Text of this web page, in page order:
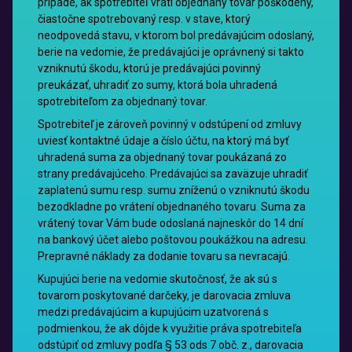
čiastočne spotrebovaný resp. v stave, ktorý
neodpovedá stavu, v ktorom bol predávajúcim odoslaný,
berie na vedomie, že predávajúci je oprávnený si takto
vzniknutú škodu, ktorú je predávajúci povinný
preukázať, uhradiť zo sumy, ktorá bola uhradená
spotrebiteľom za objednaný tovar.
Spotrebiteľ je zároveň povinný v odstúpení od zmluvy
uviesť kontaktné údaje a číslo účtu, na ktorý má byť
uhradená suma za objednaný tovar poukázaná zo
strany predávajúceho. Predávajúci sa zaväzuje uhradiť
zaplatenú sumu resp. sumu zníženú o vzniknutú škodu
bezodkladne po vrátení objednaného tovaru. Suma za
vrátený tovar Vám bude odoslaná najneskôr do 14 dní
na bankový účet alebo poštovou poukážkou na adresu.
Prepravné náklady za dodanie tovaru sa nevracajú.
Kupujúci berie na vedomie skutočnosť, že ak sú s
tovarom poskytované darčeky, je darovacia zmluva
medzi predávajúcim a kupujúcim uzatvorená s
podmienkou, že ak dôjde k využitie práva spotrebiteľa
odstúpiť od zmluvy podľa § 53 ods 7 obč. z., darovacia